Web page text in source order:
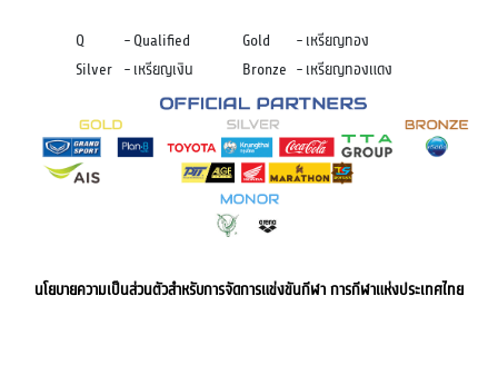
Q -Qualified Gold -เหรียญทอง
Silver -เหรียญเงิน Bronze -เหรียญทองแดง
นโยบายความเป็นส่วนตัวสำหรับการจัดการแข่งขันกีฬา การกีฬาแห่งประเทศไทย